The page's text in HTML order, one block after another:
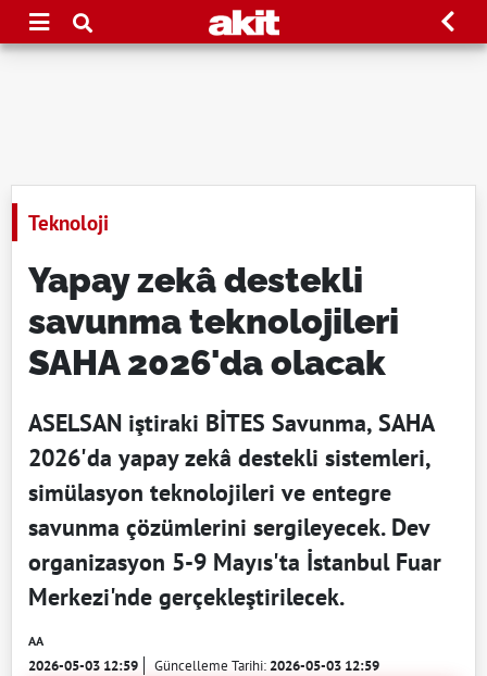
Teknoloji
Yapay zekâ destekli
savunma teknolojileri
SAHA 2026'da olacak
ASELSAN iştiraki BİTES Savunma, SAHA
2026'da yapay zekâ destekli sistemleri,
simülasyon teknolojileri ve entegre
savunma çözümlerini sergileyecek. Dev
organizasyon 5-9 Mayıs'ta İstanbul Fuar
Merkezi'nde gerçekleştirilecek.
AA
2026-05-03 12:59 Güncelleme Tarihi:2026-05-03 12:59